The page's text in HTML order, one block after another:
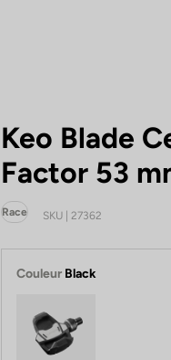
Keo Blade
Factor 53
Race SKU | 27362
Couleur Black